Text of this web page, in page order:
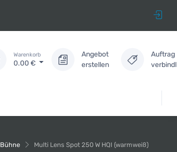
Warenkorb
0.00 €
Angebot
erstellen
Auftrag
Bühne Multi Lens Spot 250 W HQI (warmweiß)